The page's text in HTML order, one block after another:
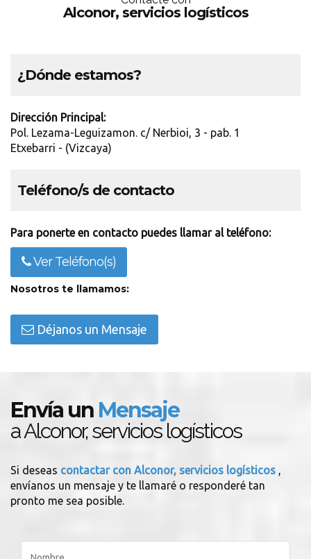
Alconor, servicios logísticos
¿Dónde estamos?
Dirección Principal:
Pol. Lezama-Leguizamon. c/ Nerbioi, 3 - pab. 1
Etxebarri - (Vizcaya)
Teléfono/s de contacto
Para ponerte en contacto puedes llamar al teléfono:
Ver Teléfono(s)
Nosotros te llamamos:
Déjanos un Mensaje
Envía un Mensaje
a Alconor, servicios logísticos
Si deseas contactar con Alconor, servicios logísticos ,
envíanos un mensaje y te llamaré o responderé tan
pronto me sea posible.